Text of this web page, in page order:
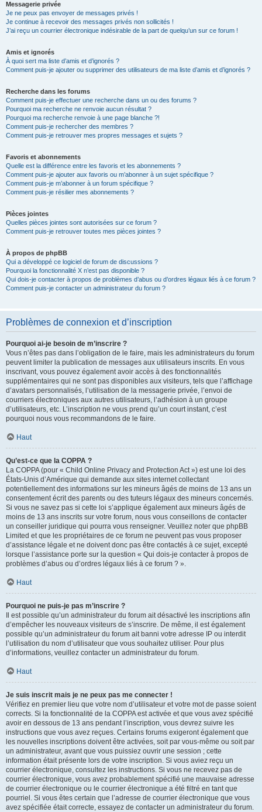
Messagerie privée
Je ne peux pas envoyer de messages privés !
Je continue à recevoir des messages privés non sollicités !
J’ai reçu un courrier électronique indésirable de la part de quelqu’un sur ce forum !
Amis et ignorés
À quoi sert ma liste d’amis et d’ignorés ?
Comment puis-je ajouter ou supprimer des utilisateurs de ma liste d’amis et d’ignorés ?
Recherche dans les forums
Comment puis-je effectuer une recherche dans un ou des forums ?
Pourquoi ma recherche ne renvoie aucun résultat ?
Pourquoi ma recherche renvoie à une page blanche ?!
Comment puis-je rechercher des membres ?
Comment puis-je retrouver mes propres messages et sujets ?
Favoris et abonnements
Quelle est la différence entre les favoris et les abonnements ?
Comment puis-je ajouter aux favoris ou m’abonner à un sujet spécifique ?
Comment puis-je m’abonner à un forum spécifique ?
Comment puis-je résilier mes abonnements ?
Pièces jointes
Quelles pièces jointes sont autorisées sur ce forum ?
Comment puis-je retrouver toutes mes pièces jointes ?
À propos de phpBB
Qui a développé ce logiciel de forum de discussions ?
Pourquoi la fonctionnalité X n’est pas disponible ?
Qui dois-je contacter à propos de problèmes d’abus ou d’ordres légaux liés à ce forum ?
Comment puis-je contacter un administrateur du forum ?
Problèmes de connexion et d’inscription
Pourquoi ai-je besoin de m’inscrire ?
Vous n’êtes pas dans l’obligation de le faire, mais les administrateurs du forum
peuvent limiter la publication de messages aux utilisateurs inscrits. En vous
inscrivant, vous pouvez également avoir accès à des fonctionnalités
supplémentaires qui ne sont pas disponibles aux visiteurs, tels que l’affichage
d’avatars personnalisés, l’utilisation de la messagerie privée, l’envoi de
courriers électroniques aux autres utilisateurs, l’adhésion à un groupe
d’utilisateurs, etc. L’inscription ne vous prend qu’un court instant, c’est
pourquoi nous vous recommandons de le faire.
Haut
Qu’est-ce que la COPPA ?
La COPPA (pour « Child Online Privacy and Protection Act ») est une loi des
États-Unis d’Amérique qui demande aux sites internet collectant
potentiellement des informations sur les mineurs âgés de moins de 13 ans un
consentement écrit des parents ou des tuteurs légaux des mineurs concernés.
Si vous ne savez pas si cette loi s’applique également aux mineurs âgés de
moins de 13 ans inscrits sur votre forum, nous vous conseillons de contacter
un conseiller juridique qui pourra vous renseigner. Veuillez noter que phpBB
Limited et que les propriétaires de ce forum ne peuvent pas vous proposer
d’assistance légale et ne doivent donc pas être contactés à ce sujet, excepté
lorsque l’assistance porte sur la question « Qui dois-je contacter à propos de
problèmes d’abus ou d’ordres légaux liés à ce forum ? ».
Haut
Pourquoi ne puis-je pas m’inscrire ?
Il est possible qu’un administrateur du forum ait désactivé les inscriptions afin
d’empêcher les nouveaux visiteurs de s’inscrire. De même, il est également
possible qu’un administrateur du forum ait banni votre adresse IP ou interdit
l’utilisation du nom d’utilisateur que vous souhaitez utiliser. Pour plus
d’informations, veuillez contacter un administrateur du forum.
Haut
Je suis inscrit mais je ne peux pas me connecter !
Vérifiez en premier lieu que votre nom d’utilisateur et votre mot de passe soient
corrects. Si la fonctionnalité de la COPPA est activée et que vous avez spécifié
avoir en dessous de 13 ans pendant l’inscription, vous devrez suivre les
instructions que vous avez reçues. Certains forums exigeront également que
les nouvelles inscriptions doivent être activées, soit par vous-même ou soit par
un administrateur, avant que vous puissiez ouvrir une session ; cette
information était présente lors de votre inscription. Si vous aviez reçu un
courrier électronique, consultez les instructions. Si vous ne recevez pas de
courrier électronique, vous avez probablement spécifié une mauvaise adresse
de courrier électronique ou le courrier électronique a été filtré en tant que
pourriel. Si vous êtes certain que l’adresse de courrier électronique que vous
avez spécifiée était correcte, essayez de contacter un administrateur du forum.